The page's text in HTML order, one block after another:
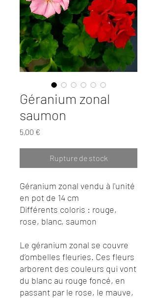
Géranium zonal
saumon
5,00 €
Rupture de stock
Géranium zonal vendu à l'unité
en pot de 14 cm
Différents coloris : rouge,
rose, blanc, saumon
Le géranium zonal se couvre
d’ombelles fleuries. Ces fleurs
arborent des couleurs qui vont
du blanc au rouge foncé, en
passant par le rose, le mauve,